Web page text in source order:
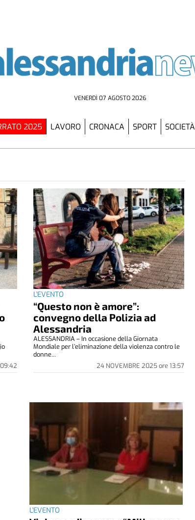
VENERDÌ 07 AGOSTO 2026
2025 LAVORO CRONACA SPORT SOCIETÀ
09:42
L'EVENTO
“Questo non è amore”:
convegno della Polizia ad
Alessandria
24 NOVEMBRE 2025ore 13:57
ALESSANDRIA – In occasione della Giornata
Mondiale per l’eliminazione della violenza contro le
donne...
L'EVENTO